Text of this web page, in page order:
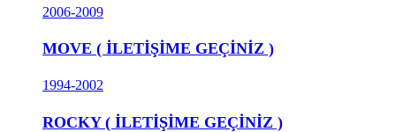
2006-2009
MOVE ( İLETİŞİME GEÇİNİZ )
1994-2002
ROCKY ( İLETİŞİME GEÇİNİZ )